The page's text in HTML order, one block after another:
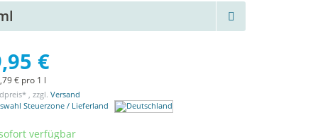
€
€ pro 1 l
, zzgl. Versand
Steuerzone / Lieferland
verfügbar